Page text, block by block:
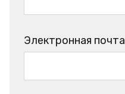
Электронная почта